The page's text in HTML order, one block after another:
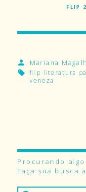
FLIP
Mariana
flip literatura
veneza
Procurando
Faça sua busca